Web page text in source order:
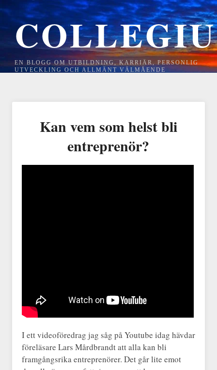
EN BLOGG OM UTBILDNING, KARRIÄR, PERSONLIG
UTVECKLING OCH ALLMÄNT VÄLMÅENDE
Kan vem som helst bli
entreprenör?
I ett videoföredrag jag såg på Youtube idag hävdar
föreläsare Lars Mårdbrandt att alla kan bli
framgångsrika entreprenörer. Det går lite emot